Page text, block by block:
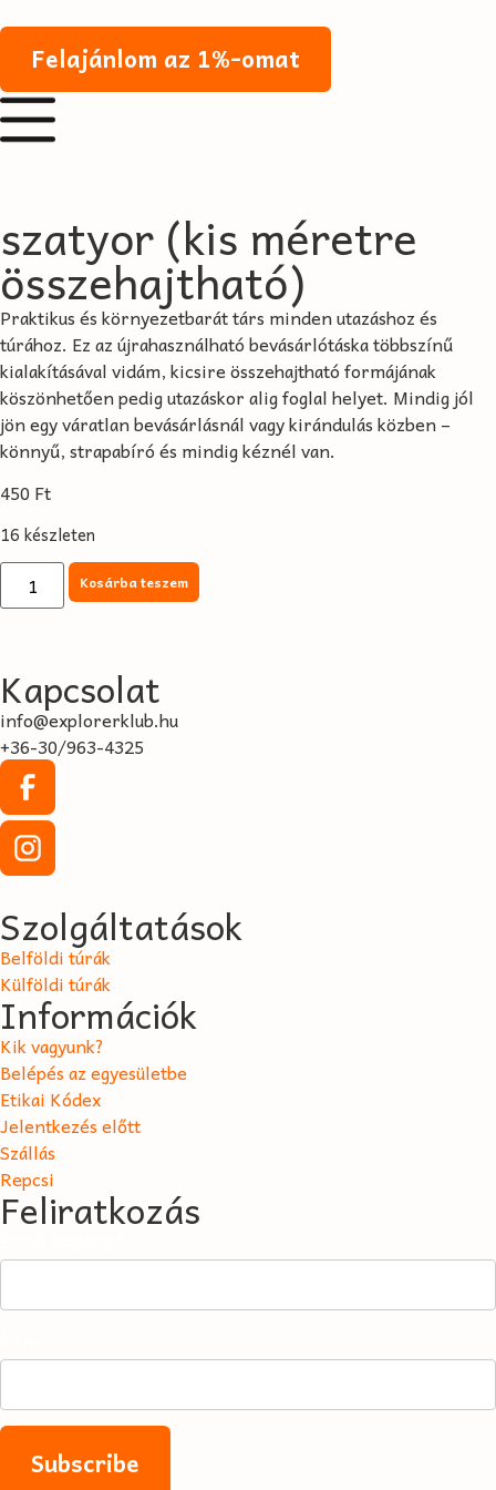
Felajánlom az 1%-omat
szatyor (kis méretre
összehajtható)
Praktikus és környezetbarát társ minden utazáshoz és
túrához. Ez az újrahasználható bevásárlótáska többszínű
kialakításával vidám, kicsire összehajtható formájának
köszönhetően pedig utazáskor alig foglal helyet. Mindig jól
jön egy váratlan bevásárlásnál vagy kirándulás közben –
könnyű, strapabíró és mindig kéznél van.
450 Ft
16 készleten
Kosárba teszem
Kapcsolat
info@explorerklub.hu
+36-30/963-4325
Szolgáltatások
Belföldi túrák
Külföldi túrák
Információk
Kik vagyunk?
Belépés az egyesületbe
Etikai Kódex
Jelentkezés előtt
Szállás
Repcsi
Feliratkozás